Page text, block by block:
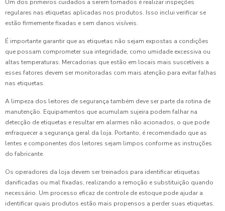
Um dos primeiros cuidados a serem tomados é realizar inspeções
regulares nas etiquetas aplicadas nos produtos. Isso inclui verificar se
estão firmemente fixadas e sem danos visíveis.
É importante garantir que as etiquetas não sejam expostas a condições
que possam comprometer sua integridade, como umidade excessiva ou
altas temperaturas. Mercadorias que estão em locais mais suscetíveis a
esses fatores devem ser monitoradas com mais atenção para evitar falhas
nas etiquetas.
A limpeza dos leitores de segurança também deve ser parte da rotina de
manutenção. Equipamentos que acumulam sujeira podem falhar na
detecção de etiquetas e resultar em alarmes não acionados, o que pode
enfraquecer a segurança geral da loja. Portanto, é recomendado que as
lentes e componentes dos leitores sejam limpos conforme as instruções
do fabricante.
Os operadores da loja devem ser treinados para identificar etiquetas
danificadas ou mal fixadas, realizando a remoção e substituição quando
necessário. Um processo eficaz de controle de estoque pode ajudar a
identificar quais produtos estão mais propensos a perder suas etiquetas.